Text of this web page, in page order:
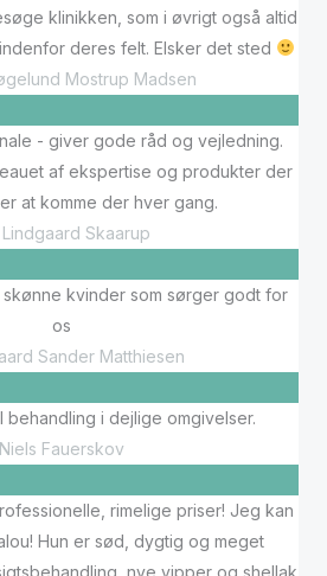
klinikken, som i øvrigt også altid
deres felt. Elsker det sted
Mostrup Madsen
- giver gode råd og vejledning.
af ekspertise og produkter der
at komme der hver gang.
Lindgaard Skaarup
kvinder som sørger godt for
os
Sander Matthiesen
behandling i dejlige omgivelser.
Niels Fauerskov
rimelige priser! Jeg kan
Hun er sød, dygtig og meget
nye vipper og shellak